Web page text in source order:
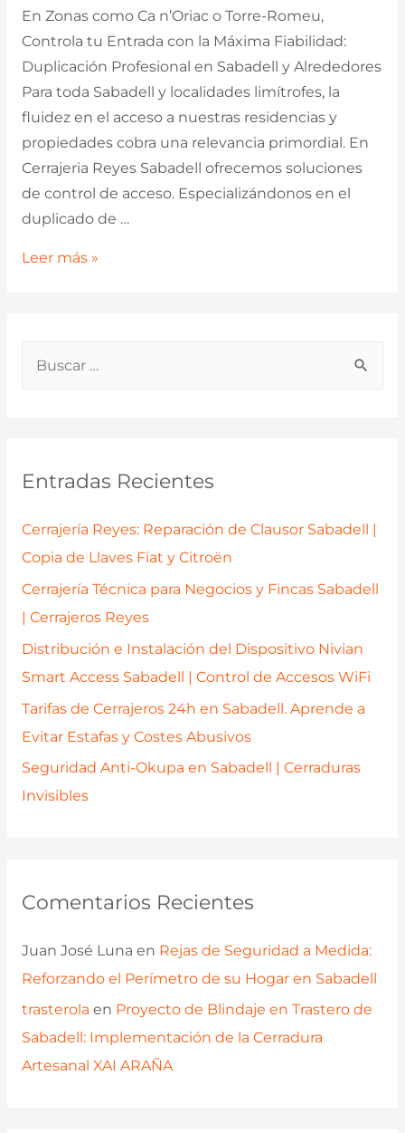
p
o
Entradas Recientes
Cerrajería Reyes: Reparación de Clausor Sabadell |
Copia de Llaves Fiat y Citroën
Cerrajería Técnica para Negocios y Fincas Sabadell
| Cerrajeros Reyes
Distribución e Instalación del Dispositivo Nivian
Smart Access Sabadell | Control de Accesos WiFi
Tarifas de Cerrajeros 24h en Sabadell. Aprende a
Evitar Estafas y Costes Abusivos
Seguridad Anti-Okupa en Sabadell | Cerraduras
Invisibles
Comentarios Recientes
Juan José Luna en Rejas de Seguridad a Medida:
Reforzando el Perímetro de su Hogar en Sabadell
trasterola en Proyecto de Blindaje en Trastero de
Sabadell: Implementación de la Cerradura
Artesanal XAI ARAÑA
En Zonas como Ca n’Oriac o Torre-Romeu,
Controla tu Entrada con la Máxima Fiabilidad:
Duplicación Profesional en Sabadell y Alrededores
Para toda Sabadell y localidades limítrofes, la
fluidez en el acceso a nuestras residencias y
propiedades cobra una relevancia primordial. En
Cerrajeria Reyes Sabadell ofrecemos soluciones
de control de acceso. Especializándonos en el
duplicado de …
Duplicado
Garaje
en
y
Comarcas
Vecinas
Leer más »